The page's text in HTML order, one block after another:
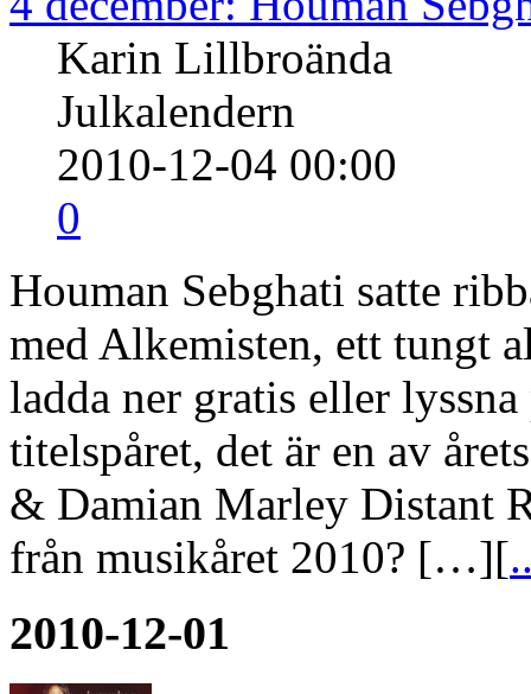
Karin Lillbroända
Julkalendern
2010-12-04 00:00
0
Houman Sebghati satte
med Alkemisten, ett tungt
ladda ner gratis eller
titelspåret, det är en av
& Damian Marley Distant
från musikåret 2010? […][
2010-12-01